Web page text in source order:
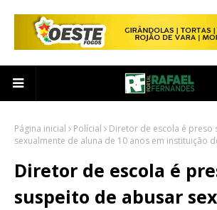
Página inicial Polícial
Diretor de escola é preso
sexualmente de aluna de 10 anos em instituição
Diretor de escola é
suspeito de abusar